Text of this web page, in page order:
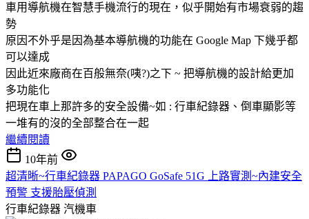
車用導航機在智慧手機流行的現在，似乎開始有市場衰弱的趨
勢
原因不外乎是因為基本導航機的功能在 Google Map 下幾乎都
可以達成
因此近來廠商在百般無奈(咦?)之下 ~ 把導航機的設計給更加
多功能化
把現在車上那許多的安全設備~如 : 行車紀錄器、倒車顯影等
一堆有的沒的全部整合在一起
繼續閱讀
10年前
超清晰~行車紀錄器 PAPAGO GoSafe 51G 上路實測~內建安全
預警 支援胎壓偵測
行車紀錄器 汽機車